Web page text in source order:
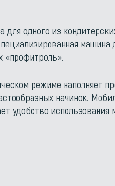
для одного из
машина
режиме наполняет
начинок.
удобство использования